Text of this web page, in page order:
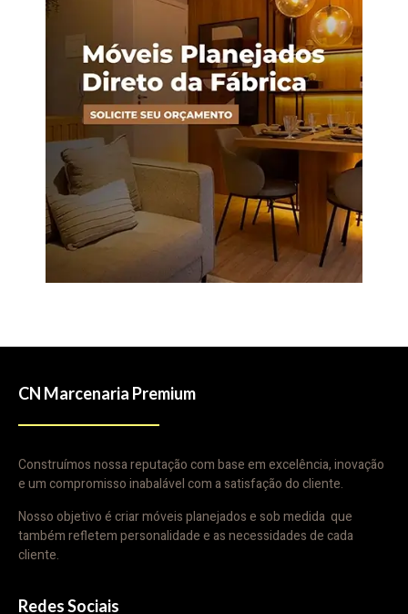
CN Marcenaria Premium
Construímos nossa reputação com base em excelência, inovação
e um compromisso inabalável com a satisfação do cliente.
Nosso objetivo é criar móveis planejados e sob medida que
também refletem personalidade e as necessidades de cada
cliente.
Redes Sociais